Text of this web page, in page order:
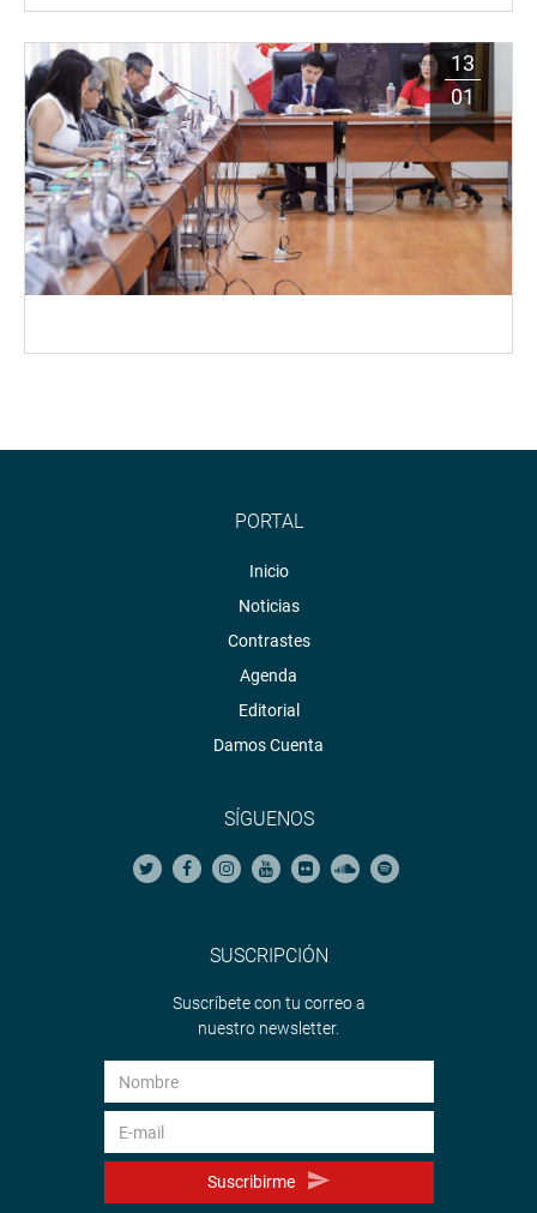
13
01
PORTAL
Inicio
Noticias
Contrastes
Agenda
Editorial
Damos Cuenta
SÍGUENOS
SUSCRIPCIÓN
Suscríbete con tu correo a
nuestro newsletter.
Suscribirme